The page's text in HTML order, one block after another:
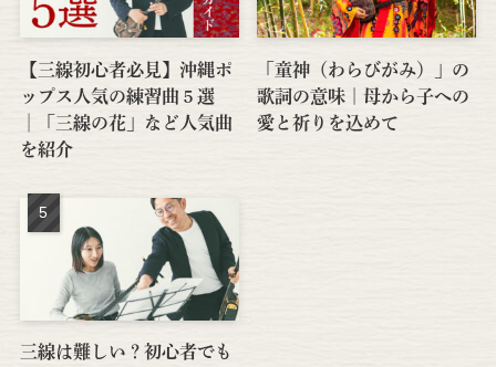
【三線初心者必見】沖縄ポ
ップス人気の練習曲５選
│「三線の花」など人気曲
を紹介
「童神（わらびがみ）」の
歌詞の意味｜母から子への
愛と祈りを込めて
三線は難しい？初心者でも